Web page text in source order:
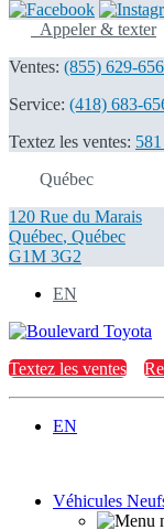
Appeler & texter
Ventes: (855) 629-
Service: (418) 683-
Textez les ventes:
Québec
120 Rue du Marais
Québec, Québec
G1M 3G2
EN
Textez les ventes
EN
Véhicules